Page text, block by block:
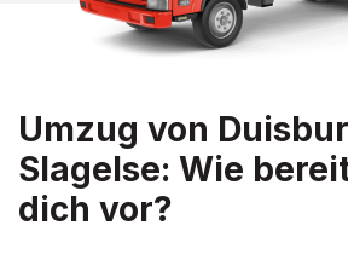
Umzug von
Slagelse: Wie
dich vor?